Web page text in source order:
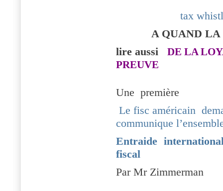
tax
A QUAND LA
lire aussi DE LA
PREUVE
Une première
Le fisc américain
communique
Entraide
fiscal
Par Mr Zimmerman